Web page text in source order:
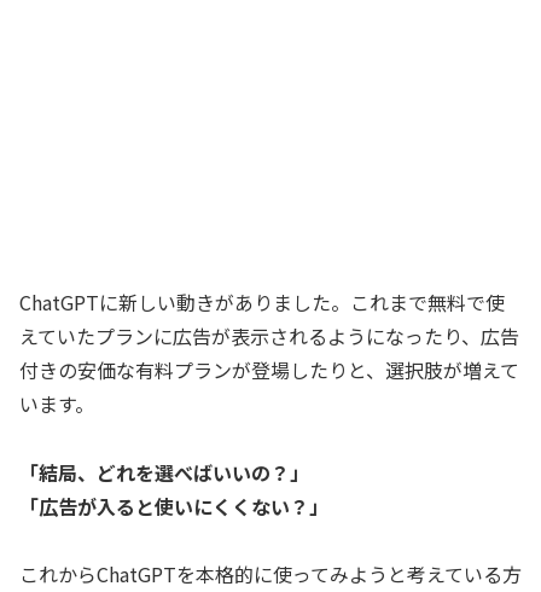
ChatGPTに新しい動きがありました。これまで無料で使
えていたプランに広告が表示されるようになったり、広告
付きの安価な有料プランが登場したりと、選択肢が増えて
います。
「結局、どれを選べばいいの？」
「広告が入ると使いにくくない？」
これからChatGPTを本格的に使ってみようと考えている方